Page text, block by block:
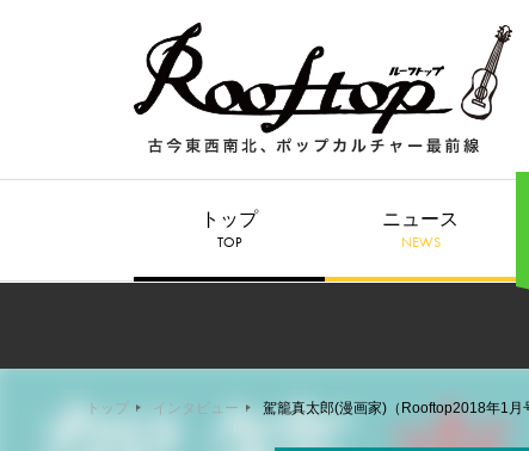
トップ
TOP
ニュース
NEWS
トップ インタビュー 駕籠真太郎(漫画家)（Rooftop2018年1月